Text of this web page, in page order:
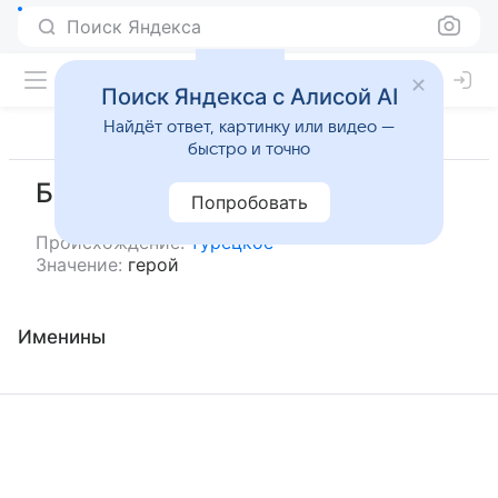
Поиск Яндекса
Батур
Происхождение: турецкое
Значение: герой
Именины
Поиск Яндекса с Алисой AI
Найдёт ответ, картинку или видео —
быстро и точно
Попробовать